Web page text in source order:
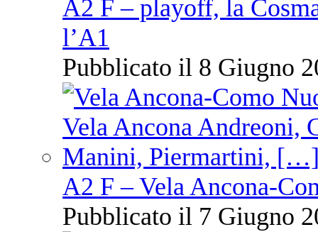
A2 F – playoff, la
l’A1
Pubblicato il 8 Giugno
A2 F – Vela Ancona-
Pubblicato il 7 Giugno